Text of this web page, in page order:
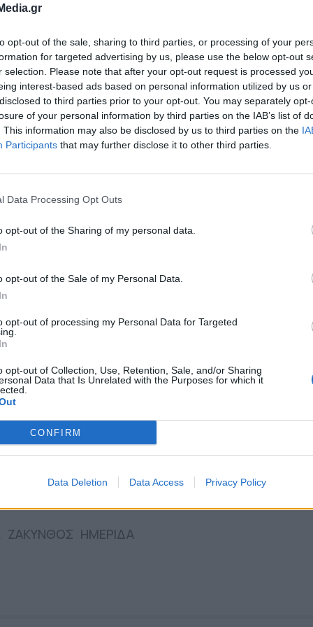
opt-out of the sale, sharing to third parties, or processing of your
for targeted advertising by us, please use the below opt-out
selection. Please note that after your opt-out request is processed
interest-based ads based on personal information utilized by us
to third parties prior to your opt-out. You may separately
of your personal information by third parties on the IAB’s list of
This information may also be disclosed by us to third parties on the
Participants that may further disclose it to other third parties.
Data Processing Opt Outs
opt-out of the Sharing of my personal data.
opt-out of the Sale of my Personal Data.
opt-out of processing my Personal Data for Targeted
opt-out of Collection, Use, Retention, Sale, and/or Sharing
Data that Is Unrelated with the Purposes for which it
CONFIRM
Data Deletion Data Access Privacy Policy
παραμένει προσηλωμένη σε έναν στόχο: να
χρηματοδότησης και κάθε αναπτυξιακό
της κοινωνίας και της τοπικής αγοράς. Με
και λογοδοσία, προχωρούμε βήμα-βήμα στην
για χρόνια αποτελούσαν ζητούμενο για τον
για το Open Mall αποτελεί μια ευκαιρία
για την πορεία του έργου, τις
και τα οφέλη που θα προκύψουν για την πόλη
Συνεχίζουμε με σχέδιο, αποφασιστικότητα
και πρωταγωνίστρια στις εξελίξεις του
Ζακύνθου, Γιώργος Στασινόπουλος
θωράκιση με έργα ύψους 5 εκ. ευρώ
στήριξης των επιχειρήσεων από την Π.
ανάδοχος γαι το έργο βελτίωσης της οδού Νέα
ΖΑΚΥΝΘΟΣ ΗΜΕΡΙΔΑ